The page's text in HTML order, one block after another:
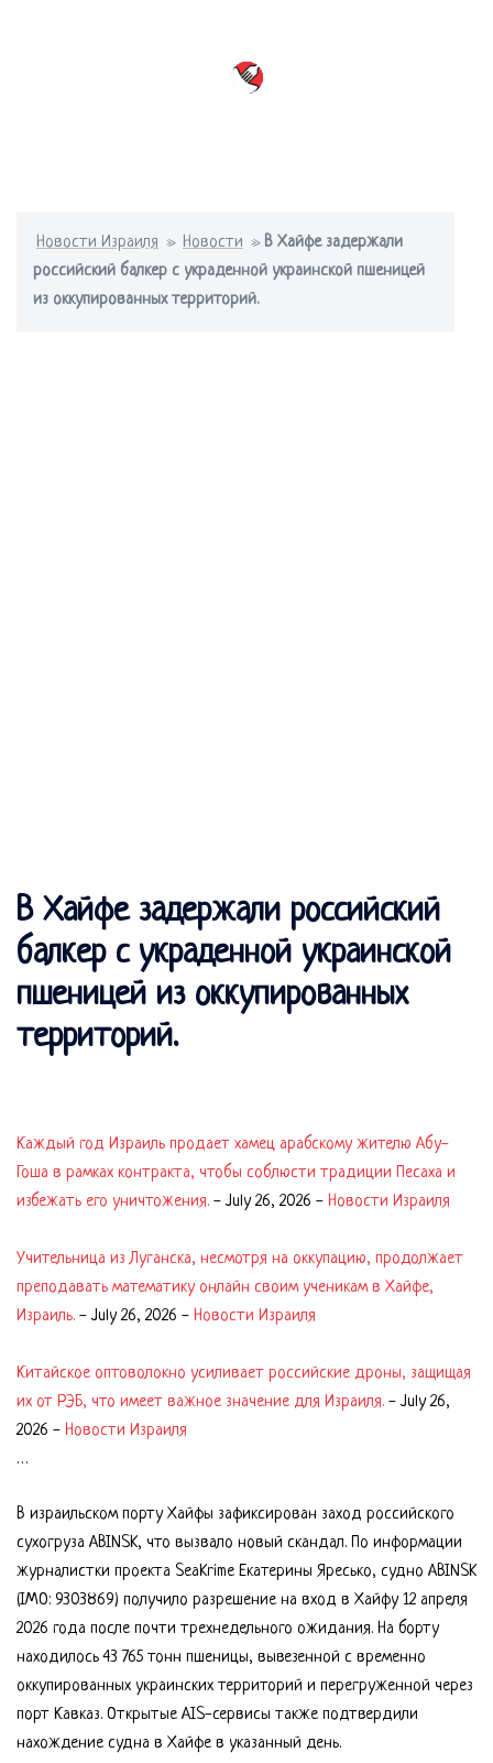
Новости Израиля » Новости » В Хайфе задержали
российский балкер с украденной украинской пшеницей
из оккупированных территорий.
В Хайфе задержали российский
балкер с украденной украинской
пшеницей из оккупированных
территорий.
Каждый год Израиль продает хамец арабскому жителю Абу-
Гоша в рамках контракта, чтобы соблюсти традиции Песаха и
избежать его уничтожения. -July 26, 2026 - Новости Израиля
Учительница из Луганска, несмотря на оккупацию, продолжает
преподавать математику онлайн своим ученикам в Хайфе,
Израиль. -July 26, 2026 - Новости Израиля
Китайское оптоволокно усиливает российские дроны, защищая
их от РЭБ, что имеет важное значение для Израиля. -July 26,
2026 - Новости Израиля
…
В израильском порту Хайфы зафиксирован заход российского
сухогруза ABINSK, что вызвало новый скандал. По информации
журналистки проекта SeaKrime Екатерины Яресько, судно ABINSK
(IMO: 9303869) получило разрешение на вход в Хайфу 12 апреля
2026 года после почти трехнедельного ожидания. На борту
находилось 43 765 тонн пшеницы, вывезенной с временно
оккупированных украинских территорий и перегруженной через
порт Кавказ. Открытые AIS-сервисы также подтвердили
нахождение судна в Хайфе в указанный день.